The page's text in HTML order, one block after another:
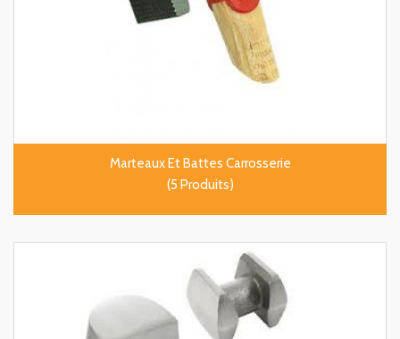
Marteaux Et Battes Carrosserie
(5 Produits)